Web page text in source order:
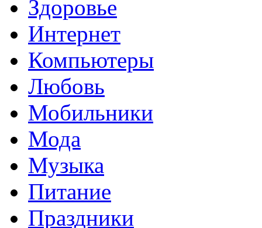
Здоровье
Интернет
Компьютеры
Любовь
Мобильники
Мода
Музыка
Питание
Праздники